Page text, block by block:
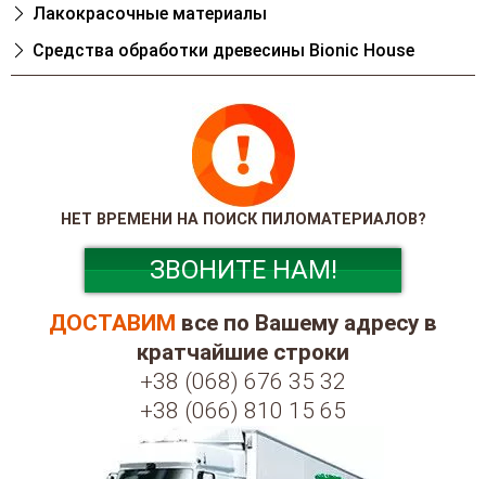
Лакокрасочные материалы
Cредства обработки древесины Bionic House
НЕТ ВРЕМЕНИ НА ПОИСК ПИЛОМАТЕРИАЛОВ?
ЗВОНИТЕ НАМ!
ДОСТАВИМ все по Вашему адресу в
кратчайшие строки
+38 (068) 676 35 32
+38 (066) 810 15 65